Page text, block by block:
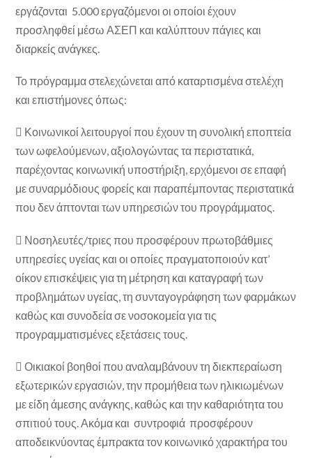
εργάζονται 5.000 εργαζόμενοι οι οποίοι έχουν
προσληφθεί μέσω ΑΣΕΠ και καλύπτουν πάγιες και
διαρκείς ανάγκες.
Το πρόγραμμα στελεχώνεται από καταρτισμένα στελέχη
και επιστήμονες όπως:
 Κοινωνικοί λειτουργοί που έχουν τη συνολική εποπτεία
των ωφελούμενων, αξιολογώντας τα περιστατικά,
παρέχοντας κοινωνική υποστήριξη, ερχόμενοι σε επαφή
με συναρμόδιους φορείς και παραπέμποντας περιστατικά
που δεν άπτονται των υπηρεσιών του προγράμματος.
 Νοσηλευτές/τριες που προσφέρουν πρωτοβάθμιες
υπηρεσίες υγείας και οι οποίες πραγματοποιούν κατ’
οίκον επισκέψεις για τη μέτρηση και καταγραφή των
προβλημάτων υγείας, τη συνταγογράφηση των φαρμάκων
καθώς και συνοδεία σε νοσοκομεία για τις
προγραμματισμένες εξετάσεις τους.
 Οικιακοί βοηθοί που αναλαμβάνουν τη διεκπεραίωση
εξωτερικών εργασιών, την προμήθεια των ηλικιωμένων
με είδη άμεσης ανάγκης, καθώς και την καθαριότητα του
σπιτιού τους. Ακόμα και συντροφιά προσφέρουν
αποδεικνύοντας έμπρακτα τον κοινωνικό χαρακτήρα του